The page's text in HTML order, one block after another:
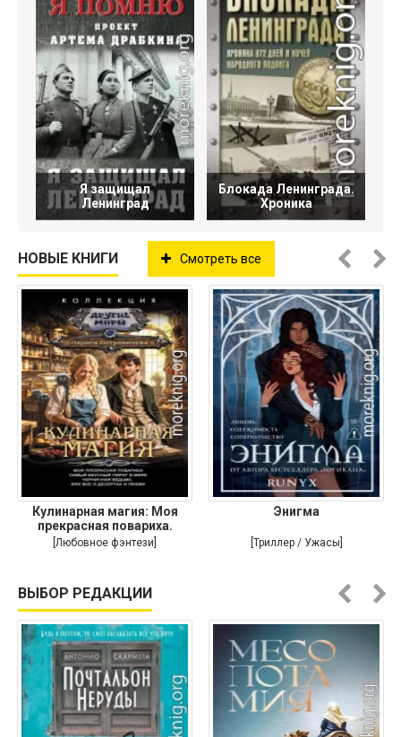
Я защищал
Ленинград
Блокада Ленинграда.
Хроника
НОВЫЕ КНИГИ Смотреть все
Кулинарная магия: Моя
прекрасная повариха.
Самый
[Любовное фэнтези]
Энигма
[Триллер / Ужасы]
ВЫБОР РЕДАКЦИИ